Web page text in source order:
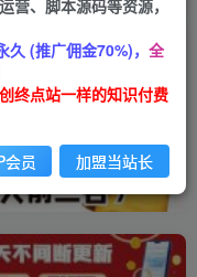
营、脚本源码等资源，
久 (推广佣金70%)， 全
终点站一样的知识付费
会员 加盟当站长